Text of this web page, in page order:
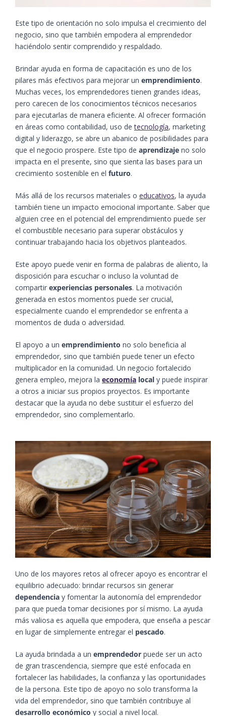
Este tipo de orientación no solo impulsa el crecimiento del
negocio, sino que también empodera al emprendedor
haciéndolo sentir comprendido y respaldado.
Brindar ayuda en forma de capacitación es uno de los
pilares más efectivos para mejorar un emprendimiento.
Muchas veces, los emprendedores tienen grandes ideas,
pero carecen de los conocimientos técnicos necesarios
para ejecutarlas de manera eficiente. Al ofrecer formación
en áreas como contabilidad, uso detecnología, marketing
digital y liderazgo, se abre un abanico de posibilidades para
que el negocio prospere. Este tipo de aprendizaje no solo
impacta en el presente, sino que sienta las bases para un
crecimiento sostenible en el futuro.
Más allá de los recursos materiales o educativos, la ayuda
también tiene un impacto emocional importante. Saber que
alguien cree en el potencial del emprendimiento puede ser
el combustible necesario para superar obstáculos y
continuar trabajando hacia los objetivos planteados.
Este apoyo puede venir en forma de palabras de aliento, la
disposición para escuchar o incluso la voluntad de
compartir experiencias personales. La motivación
generada en estos momentos puede ser crucial,
especialmente cuando el emprendedor se enfrenta a
momentos de duda o adversidad.
El apoyo a un emprendimiento no solo beneficia al
emprendedor, sino que también puede tener un efecto
multiplicador en la comunidad. Un negocio fortalecido
genera empleo, mejora la economía local y puede inspirar
a otros a iniciar sus propios proyectos. Es importante
destacar que la ayuda no debe sustituir el esfuerzo del
emprendedor, sino complementarlo.
Uno de los mayores retos al ofrecer apoyo es encontrar el
equilibrio adecuado: brindar recursos sin generar
dependencia y fomentar la autonomía del emprendedor
para que pueda tomar decisiones por sí mismo. La ayuda
más valiosa es aquella que empodera, que enseña a pescar
en lugar de simplemente entregar el pescado.
La ayuda brindada a un emprendedor puede ser un acto
de gran trascendencia, siempre que esté enfocada en
fortalecer las habilidades, la confianza y las oportunidades
de la persona. Este tipo de apoyo no solo transforma la
vida del emprendedor, sino que también contribuye al
desarrollo económico y social a nivel local.